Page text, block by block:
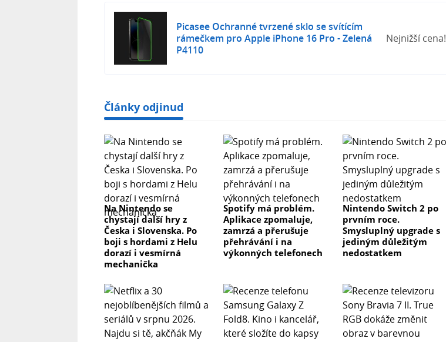
Picasee Ochranné tvrzené sklo se svítícím
rámečkem pro Apple iPhone 16 Pro - Zelená
P4110
Nejnižší cena!
Články odjinud
Na Nintendo se
chystají další hry z
Česka i Slovenska. Po
boji s hordami z Helu
dorazí i vesmírná
mechanička
Spotify má problém.
Aplikace zpomaluje,
zamrzá a přerušuje
přehrávání i na
výkonných telefonech
Nintendo Switch 2 po
prvním roce.
Smysluplný upgrade s
jediným důležitým
nedostatkem